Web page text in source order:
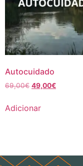
Autocuidado
69,00€ 49,00€
Adicionar